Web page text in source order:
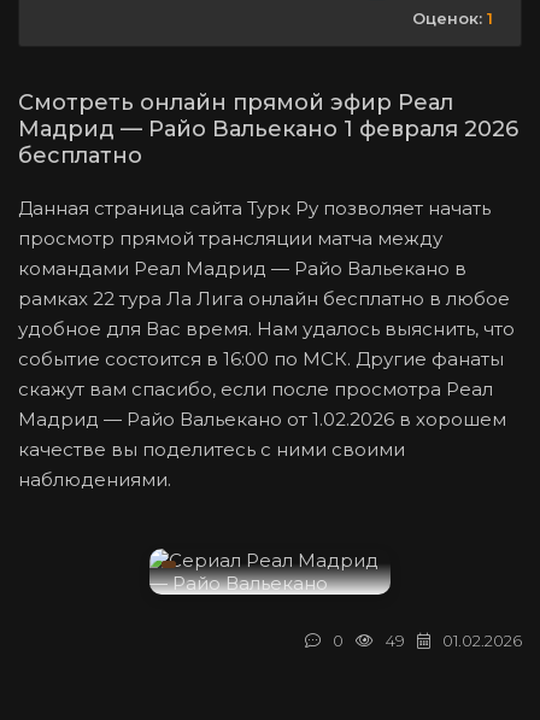
Данная страница сайта Турк Ру позволяет начать
просмотр прямой трансляции матча между
командами Реал Мадрид — Райо Вальекано в
рамках 22 тура Ла Лига онлайн бесплатно в любое
удобное для Вас время. Нам удалось выяснить, что
событие состоится в 16:00 по МСК. Другие фанаты
скажут вам спасибо, если после просмотра Реал
Мадрид — Райо Вальекано от 1.02.2026 в хорошем
качестве вы поделитесь с ними своими
наблюдениями.
Смотреть онлайн прямой эфир Реал
Мадрид — Райо Вальекано 1 февраля 2026
бесплатно
Оценок: 1
01.02.2026
49
0